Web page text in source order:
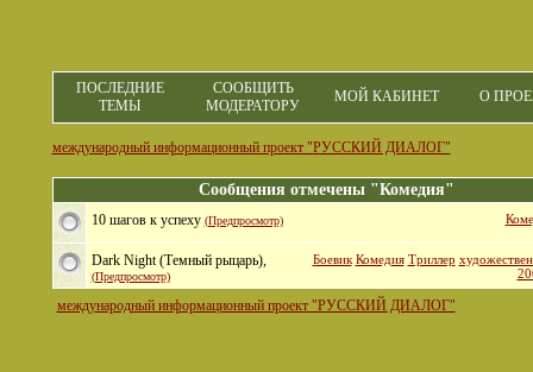
ПОСЛЕДНИЕ
ТЕМЫ
СООБЩИТЬ
МОДЕРАТОРУ
МОЙ КАБИНЕТ О
международный информационный проект "РУССКИЙ ДИАЛОГ"
Сообщения отмечены "Комедия"
10 шагов к успеху (Предпросмотр)
Боевик Комедия Триллер
Dark Night (Темный рыцарь),
(Предпросмотр)
международный информационный проект "РУССКИЙ ДИАЛОГ"